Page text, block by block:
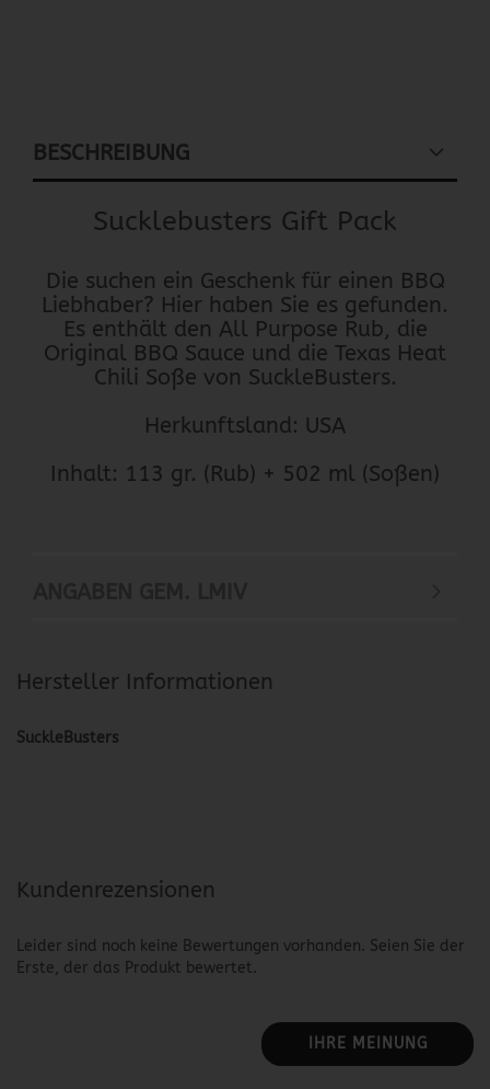
BESCHREIBUNG
Sucklebusters Gift Pack
Die suchen ein Geschenk für einen BBQ
Liebhaber? Hier haben Sie es gefunden.
Es enthält den All Purpose Rub, die
Original BBQ Sauce und die Texas Heat
Chili Soße von SuckleBusters.
Herkunftsland: USA
Inhalt: 113 gr. (Rub) + 502 ml (Soßen)
Hersteller Informationen
SuckleBusters
Kundenrezensionen
Leider sind noch keine Bewertungen vorhanden. Seien Sie der
Erste, der das Produkt bewertet.
IHRE MEINUNG